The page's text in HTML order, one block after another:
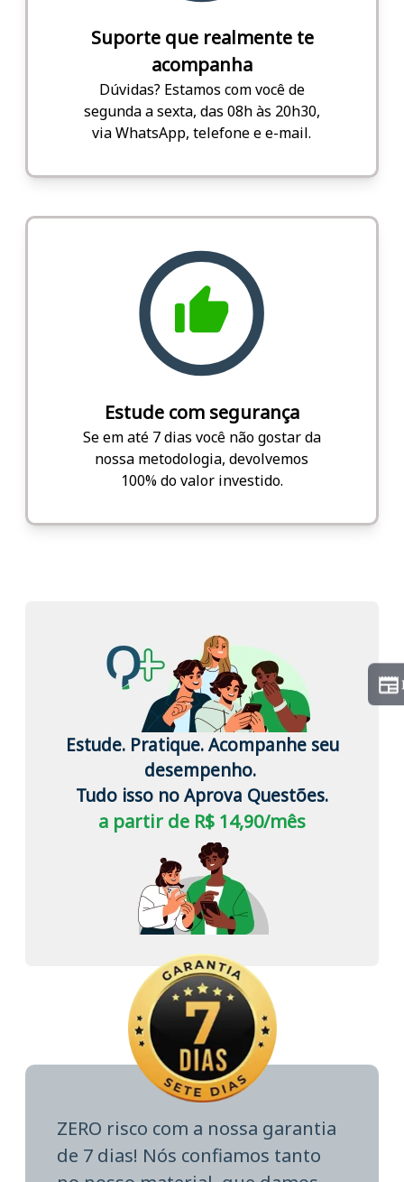
Suporte que realmente te
acompanha
Dúvidas? Estamos com você de
segunda a sexta, das 08h às 20h30,
via WhatsApp, telefone e e-mail.
Estude com segurança
Se em até 7 dias você não gostar da
nossa metodologia, devolvemos
100% do valor investido.
Estude. Pratique. Acompanhe seu
desempenho.
Tudo isso no Aprova Questões.
a partir de R$ 14,90/mês
ZERO risco com a nossa garantia
de 7 dias! Nós confiamos tanto